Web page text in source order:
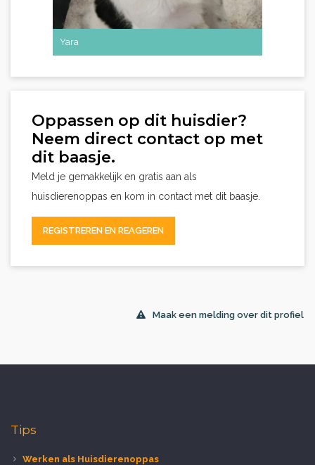
Yara
Oppassen op dit huisdier?
Neem direct contact op met
dit baasje.
Meld je gemakkelijk en gratis aan als
huisdierenoppas en kom in contact met dit baasje.
REGISTREREN EN REAGEREN
Maak een melding over dit profiel
Tips
Werken als Huisdierenoppas